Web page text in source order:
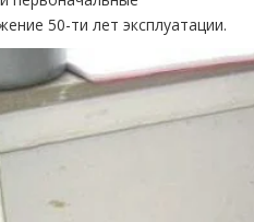
50-ти лет эксплуатации.